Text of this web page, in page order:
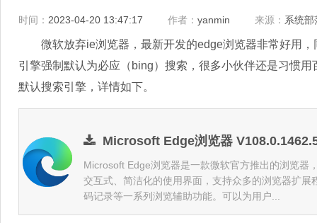
时间： 2023-04-20 13:47:17 作者： yanmin 来源： 系统部
微软放弃ie浏览器，最新开发的edge浏览器非常好用，
引擎强制默认为必应（bing）搜索，很多小伙伴还是习惯
默认搜索引擎，详情如下。
Microsoft Edge浏览器
Microsoft Edge浏览器是一款微软官方推出的浏览器
交互式、简洁化的使用界面，支持众多的浏览器扩展
码记录等一系列浏览辅助功能。可以为用户...